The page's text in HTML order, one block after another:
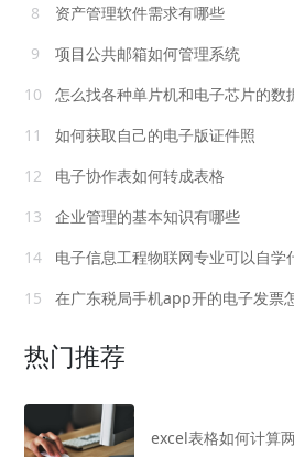
8
资产管理软件需求有哪些
9
项目公共邮箱如何管理系统
10
怎么找各种单片机和电子芯片的数
11
如何获取自己的电子版证件照
12
电子协作表如何转成表格
13
企业管理的基本知识有哪些
14
电子信息工程物联网专业可以自学
15
在广东税局手机app开的电子发票
热门推荐
excel表格如何计算